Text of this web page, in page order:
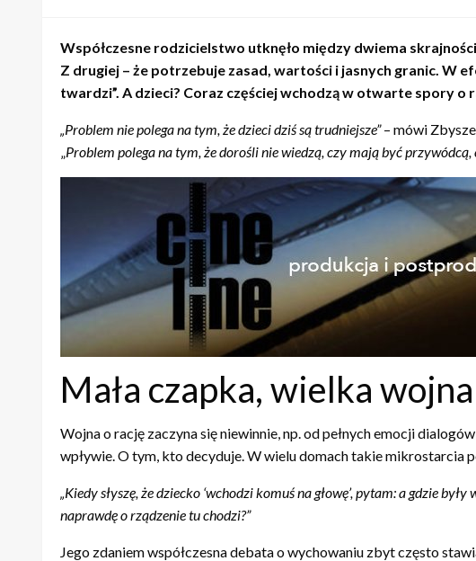
Współczesne rodzicielstwo utknęło między dwiema
Z drugiej – że potrzebuje zasad, wartości i jasnych granic. W
twardzi”. A dzieci? Coraz częściej wchodzą w otwarte spory
„Problem nie polega na tym, że dzieci dziś są trudniejsze”– mówi
„Problem polega na tym, że dorośli nie wiedzą, czy mają być
Mała czapka, wielka wojna
Wojna o rację zaczyna się niewinnie, np. od pełnych emocji
wpływie. O tym, kto decyduje. W wielu domach takie mikrostarcia
„Kiedy słyszę, że dziecko ‘wchodzi komuś na głowę’, pytam: a gdzie były
naprawdę o rządzenie tu chodzi?”
Jego zdaniem współczesna debata o wychowaniu zbyt często